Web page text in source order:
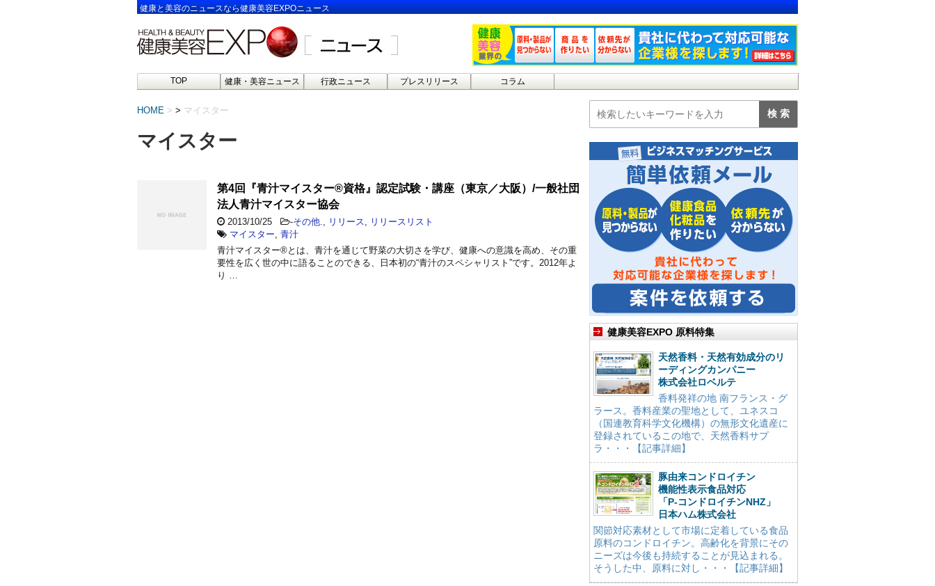
健康と美容のニュースなら健康美容EXPOニュース
TOP 健康・美容ニュース 行政ニュース プレスリリース コラム
HOME > マイスター
マイスター
第4回『青汁マイスター®資格』認定試験・講座（東京／大阪）/一般社団
法人青汁マイスター協会
2013/10/25 -その他. リリース
リリースリスト
マイスター 青汁
青汁マイスター®とは、青汁を通じて野菜の大切さを学び、健康への意識を高め、その重
要性を広く世の中に語ることのできる、日本初の“青汁のスペシャリスト”です。2012年よ
り …
健康美容EXPO 原料特集
天然香料・天然有効成分のリ
ーディングカンパニー
株式会社ロベルテ
香料発祥の地 南フランス・グ
ラース。香料産業の聖地として、ユネスコ
（国連教育科学文化機構）の無形文化遺産に
登録されているこの地で、天然香料サプ
ラ・・・【記事詳細】
豚由来コンドロイチン
機能性表示食品対応
「P-コンドロイチンNHZ」
日本ハム株式会社
関節対応素材として市場に定着している食品
原料のコンドロイチン。高齢化を背景にその
ニーズは今後も持続することが見込まれる。
そうした中、原料に対し・・・【記事詳細】